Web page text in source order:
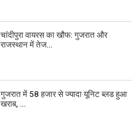
चांदीपुरा वायरस का खौफ: गुजरात और
राजस्थान में तेज...
गुजरात में 58 हजार से ज्यादा यूनिट ब्लड हुआ
खराब, ...